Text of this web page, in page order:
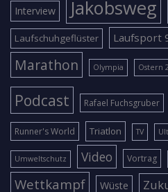
Interview Jakobsweg
Laufschuhgeflüster Laufsport
Marathon Olympia Ostern
Podcast Rafael Fuchsgruber
Runner's World Triatlon TV
Umweltschutz Video Vortrag
Wettkampf Wüste